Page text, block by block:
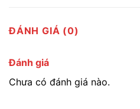
ĐÁNH GIÁ (0)
Đánh giá
Chưa có đánh giá nào.